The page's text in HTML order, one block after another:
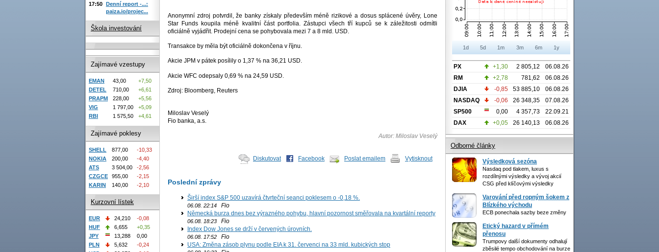
Anonymní zdroj potvrdil, že banky získaly především méně rizikové a dosus splácené úvěry, Lone
Star Funds koupila méně kvalitní část portfolia. Zástupci všech tří kupců se k záležitosti odmítli
oficiálně vyjádřit. Prodejní cena se pohybovala mezi 7 a 8 mld. USD.
Transakce by měla být oficiálně dokončena v říjnu.
Akcie JPM v pátek posílily o 1,37 % na 36,21 USD.
Akcie WFC odepsaly 0,69 % na 24,59 USD.
Zdroj: Bloomberg, Reuters
Miloslav Veselý
Fio banka, a.s.
Autor: Miloslav Veselý
Diskutovat Facebook Poslat emailem Vytisknout
Poslední zprávy
Širší index S&P 500 uzavírá čtvrteční seanci poklesem o -0,18 %.
06.08. 22:14 Fio
Německá burza dnes bez výrazného pohybu, hlavní pozornost směřovala na kvartální reporty
06.08. 18:23 Fio
Index Dow Jones se drží v červených úrovních.
06.08. 17:52 Fio
USA: Změna zásob plynu podle EIA k 31. červenci na 33 mld. kubických stop
17:50 Denní report -...:
paiza.io/projec...
Škola investování
Zajímavé vzestupy
EMAN 43,00
+7,50
DETEL
710,00
+6,61
PRAPM
228,00
+5,56
VIG
1 797,00
+5,09
RBI
1 575,50 +4,61
Zajímavé poklesy
SHELL 877,00
-10,33
NOKIA
200,00
-4,40
ATS
3 504,00
-2,56
CZGCE
955,00
-2,15
KARIN
140,00 -2,10
Kurzovní lístek
EUR 24,210
-0,08
HUF
6,655
+0,35
JPY
13,288
0,00
PLN
5,632
-0,24
1d 5d 1m 3m 6m 1y
PX +1,30 2 805,12
06.08.26
RM
+2,78 781,62
06.08.26
DJIA
-0,85 53 885,10
06.08.26
NASDAQ
-0,06 26 348,35
07.08.26
SP500
0,00 4 357,73
22.09.21
DAX
+0,05 26 140,13 06.08.26
Odborné články
Výsledková sezóna
Nasdaq pod tlakem, luxus s
rozdílnými výsledky a vývoj akcií
CSG před klíčovými výsledky
Varování před ropným šokem z
Blízkého východu
ECB ponechala sazby beze změny
Etický hazard v přímém
přenosu
Trumpovy další dokumenty odhalují
zběsilé tempo obchodování na burze